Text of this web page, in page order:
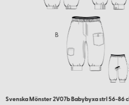
Svenska Mönster 2V07b Babybyxa strl 56-86 cl